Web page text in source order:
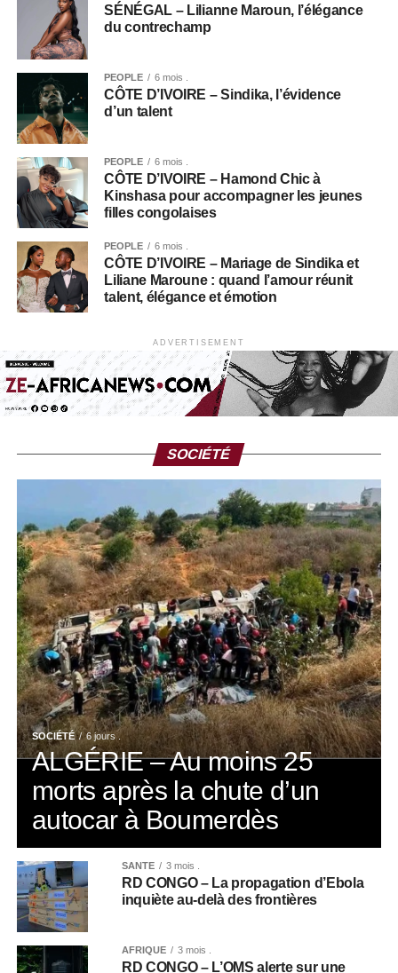
SÉNÉGAL – Lilianne Maroun, l’élégance
du contrechamp
PEOPLE 6 mois .
CÔTE D’IVOIRE – Sindika, l’évidence
d’un talent
PEOPLE 6 mois .
CÔTE D’IVOIRE – Hamond Chic à
Kinshasa pour accompagner les jeunes
filles congolaises
PEOPLE 6 mois .
CÔTE D’IVOIRE – Mariage de Sindika et
Liliane Maroune : quand l’amour réunit
talent, élégance et émotion
ADVERTISEMENT
SOCIÉTÉ
SOCIÉTÉ 6 jours .
ALGÉRIE – Au moins 25
morts après la chute d’un
autocar à Boumerdès
SANTÉ 3 mois .
RD CONGO – La propagation d’Ebola
inquiète au-delà des frontières
AFRIQUE 3 mois .
RD CONGO – L’OMS alerte sur une